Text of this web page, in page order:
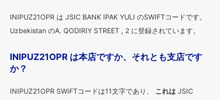
INIPUZ21OPR は JSIC BANK IPAK YULI のSWIFTコードです。
Uzbekistan のA. QODIRIY STREET , 2 に登録されています。
INIPUZ21OPR は本店ですか、それとも支店です
か？
INIPUZ21OPR SWIFTコードは11文字であり、 これは JSIC